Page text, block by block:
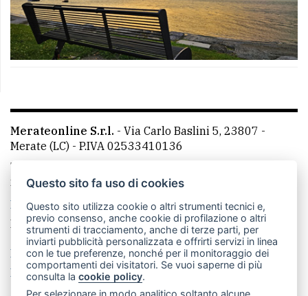
Merateonline S.r.l. - Via Carlo Baslini 5, 23807 -
Merate (LC) - P.IVA 02533410136
Telefono:
mail: redazione@leccoonline.com
La redazione
MerateOnline CasateOnline
RSS
Made by VIP
Privacy policy
Cookie policy
Rivedi le tue scelte sui cookie
Questo sito fa uso di cookies
Questo sito utilizza cookie o altri strumenti tecnici e,
previo consenso, anche cookie di profilazione o altri
strumenti di tracciamento, anche di terze parti, per
inviarti pubblicità personalizzata e offrirti servizi in linea
con le tue preferenze, nonché per il monitoraggio dei
comportamenti dei visitatori. Se vuoi saperne di più
consulta lacookie policy.